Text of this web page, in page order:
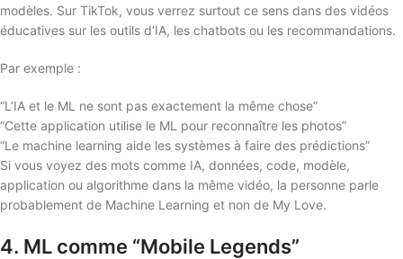
modèles. Sur TikTok, vous verrez surtout ce sens dans des vidéos
éducatives sur les outils d’IA, les chatbots ou les recommandations.
Par exemple :
“L’IA et le ML ne sont pas exactement la même chose”
“Cette application utilise le ML pour reconnaître les photos”
“Le machine learning aide les systèmes à faire des prédictions”
Si vous voyez des mots comme IA, données, code, modèle,
application ou algorithme dans la même vidéo, la personne parle
probablement de Machine Learning et non de My Love.
4. ML comme “Mobile Legends”